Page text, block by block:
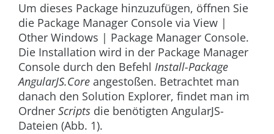
Um dieses Package hinzuzufügen, öffnen Sie
die Package Manager Console via View |
Other Windows | Package Manager Console.
Die Installation wird in der Package Manager
Console durch den Befehl Install-Package
AngularJS.Core angestoßen. Betrachtet man
danach den Solution Explorer, findet man im
Ordner Scripts die benötigten AngularJS-
Dateien (Abb. 1).